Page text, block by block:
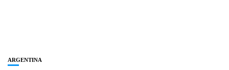
ARGENTINA